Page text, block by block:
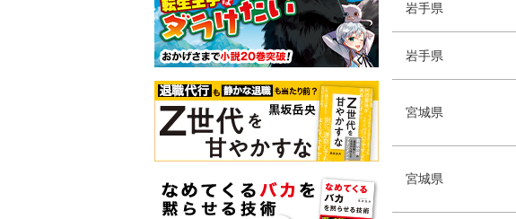
岩手県
岩手県
宮城県
宮城県